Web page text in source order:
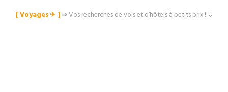
[ Voyages ✈︎ ]⇒Vos recherches de vols et d’hôtels à petits prix ! ⇓